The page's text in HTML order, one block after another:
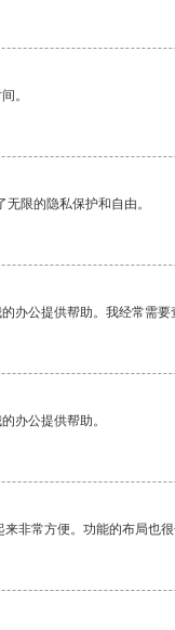
。
限的隐私保护和自由。
办公提供帮助。我经常需
办公提供帮助。
非常方便。功能的布局也很